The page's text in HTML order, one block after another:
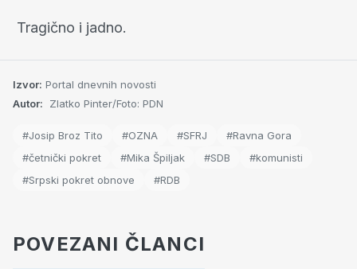
Tragično i jadno.
Izvor: Portal dnevnih novosti
Autor:
Zlatko Pinter/Foto: PDN
#Josip Broz Tito #OZNA #SFRJ
#Ravna Gora
#četnički pokret
#Mika Špiljak #SDB
#komunisti
#Srpski pokret obnove
#RDB
POVEZANI ČLANCI